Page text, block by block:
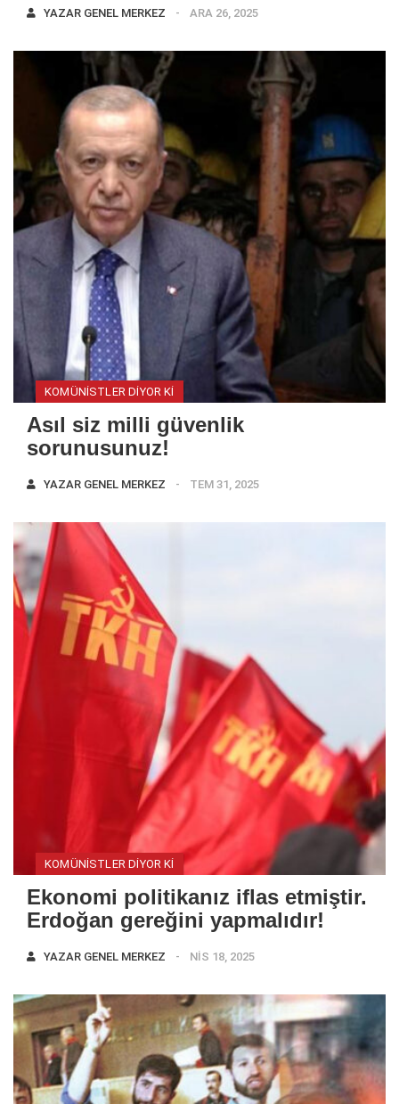
YAZAR GENEL MERKEZ ARA 26, 2025
KOMÜNISTLER DIYOR KI
Asıl siz milli güvenlik
sorunusunuz!
YAZAR GENEL MERKEZ TEM 31, 2025
KOMÜNISTLER DIYOR KI
Ekonomi politikanız iflas etmiştir.
Erdoğan gereğini yapmalıdır!
YAZAR GENEL MERKEZ NIS 18, 2025